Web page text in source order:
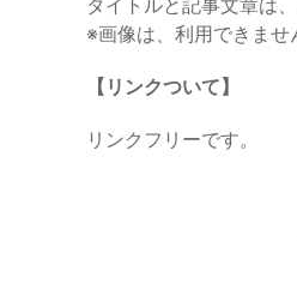
※画像は、利用できませ
【リンクついて】
リンクフリーです。